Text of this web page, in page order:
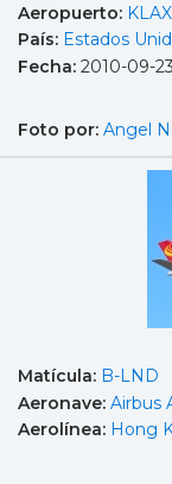
Aeropuerto:
País: Estados
Fecha: 2010-09-23
Foto por: Angel
Matícula: B-LND
Aeronave: Airbus
Aerolínea: Hong